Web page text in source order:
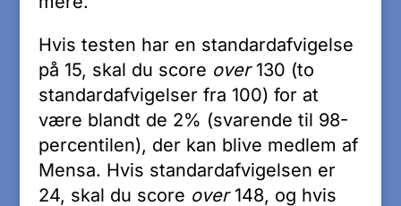
Hvis testen har en standardafvigelse
på 15, skal du score over130 (to
standardafvigelser fra 100) for at
være blandt de 2% (svarende til 98-
percentilen), der kan blive medlem af
Mensa. Hvis standardafvigelsen er
24, skal du score over148, og hvis